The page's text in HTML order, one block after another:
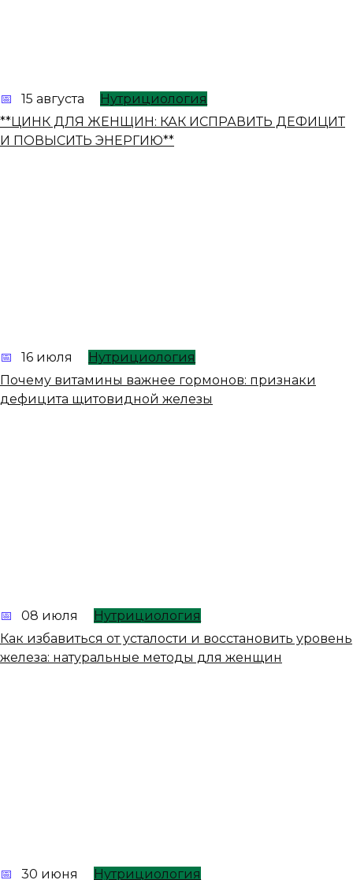
15 августа
Нутрициология
**ЦИНК ДЛЯ ЖЕНЩИН: КАК ИСПРАВИТЬ ДЕФИЦИТ
И ПОВЫСИТЬ ЭНЕРГИЮ**
16 июля
Нутрициология
Почему витамины важнее гормонов: признаки
дефицита щитовидной железы
08 июля
Нутрициология
Как избавиться от усталости и восстановить уровень
железа: натуральные методы для женщин
30 июня Нутрициология